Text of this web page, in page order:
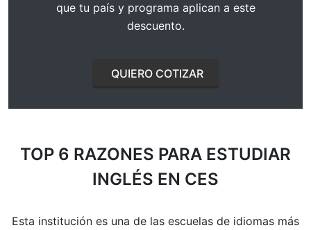
que tu país y programa aplican a este
descuento.
QUIERO COTIZAR
TOP 6 RAZONES PARA ESTUDIAR
INGLÉS EN CES
Esta institución es una de las escuelas de idiomas más